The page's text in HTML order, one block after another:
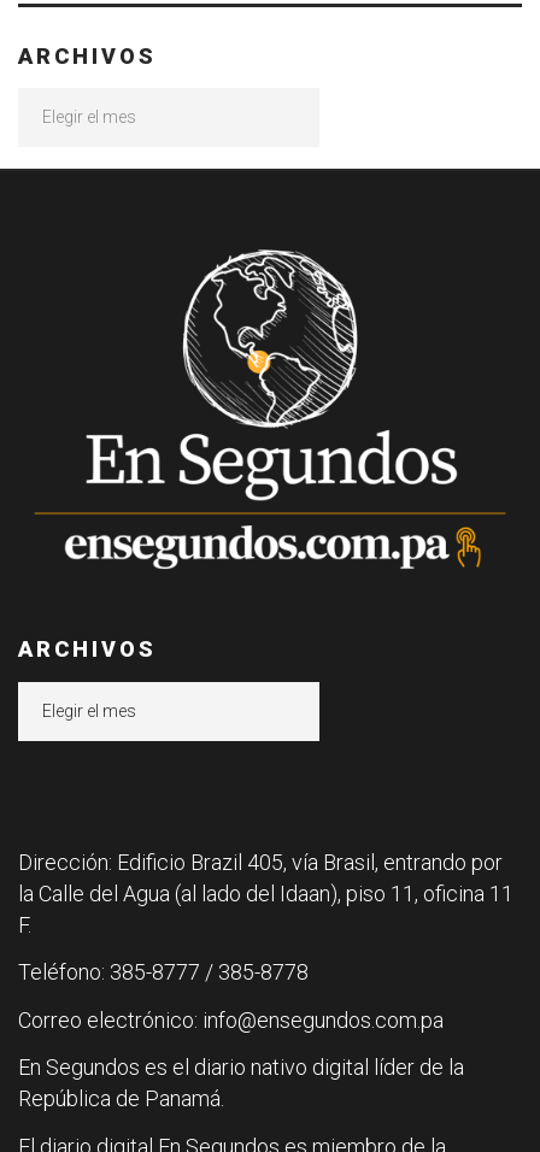
ARCHIVOS
ARCHIVOS
Dirección: Edificio Brazil 405, vía Brasil, entrando por
la Calle del Agua (al lado del Idaan), piso 11, oficina 11
F.
Teléfono: 385-8777 / 385-8778
Correo electrónico: info@ensegundos.com.pa
En Segundos es el diario nativo digital líder de la
República de Panamá.
El diario digital En Segundos es miembro de la